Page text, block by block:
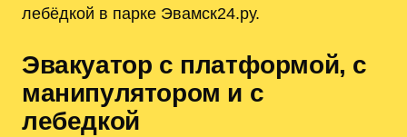
лебёдкой в парке Эвамск24.ру.
Эвакуатор с платформой, с
манипулятором и с
лебедкой